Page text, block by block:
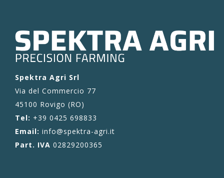
Spektra Agri Srl
Via del Commercio 77
45100 Rovigo (RO)
Tel: +39 0425 698833
Email: info@spektra-agri.it
Part. IVA 02829200365